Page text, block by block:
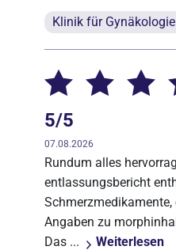
Klinik für
5/5
07.08.2026
Rundum alles
entlassungsbericht
Angaben zu
Das ...
Weiterlesen